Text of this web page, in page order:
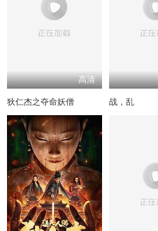
高清
狄仁杰之夺命妖僧 战，乱